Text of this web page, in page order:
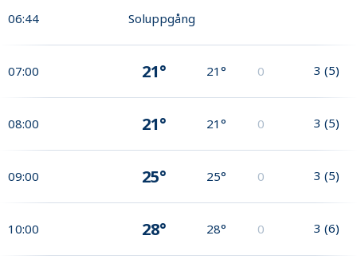
06:44 Soluppgång
07:00 21° 21° 0 3 (5)
08:00 21° 21° 0 3 (5)
09:00 25° 25° 0 3 (5)
10:00 28° 28° 0 3 (6)